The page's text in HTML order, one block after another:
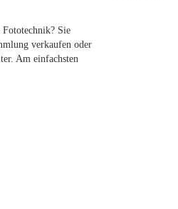
Fototechnik? Sie
verkaufen oder
Am einfachsten